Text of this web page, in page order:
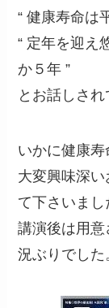
“ 健康寿命は
“ 定年を迎え
か５年 ”
とお話しされ
いかに健康寿
大変興味深
て下さいまし
講演後は用
況ぶりでした